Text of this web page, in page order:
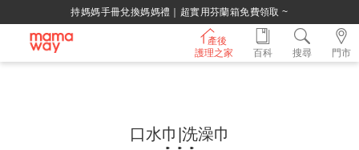
持媽媽手冊兌換媽媽禮｜超實用芬蘭箱免費領取 ~
產後
護理之家
門市
百科 搜尋
口水巾|洗澡巾